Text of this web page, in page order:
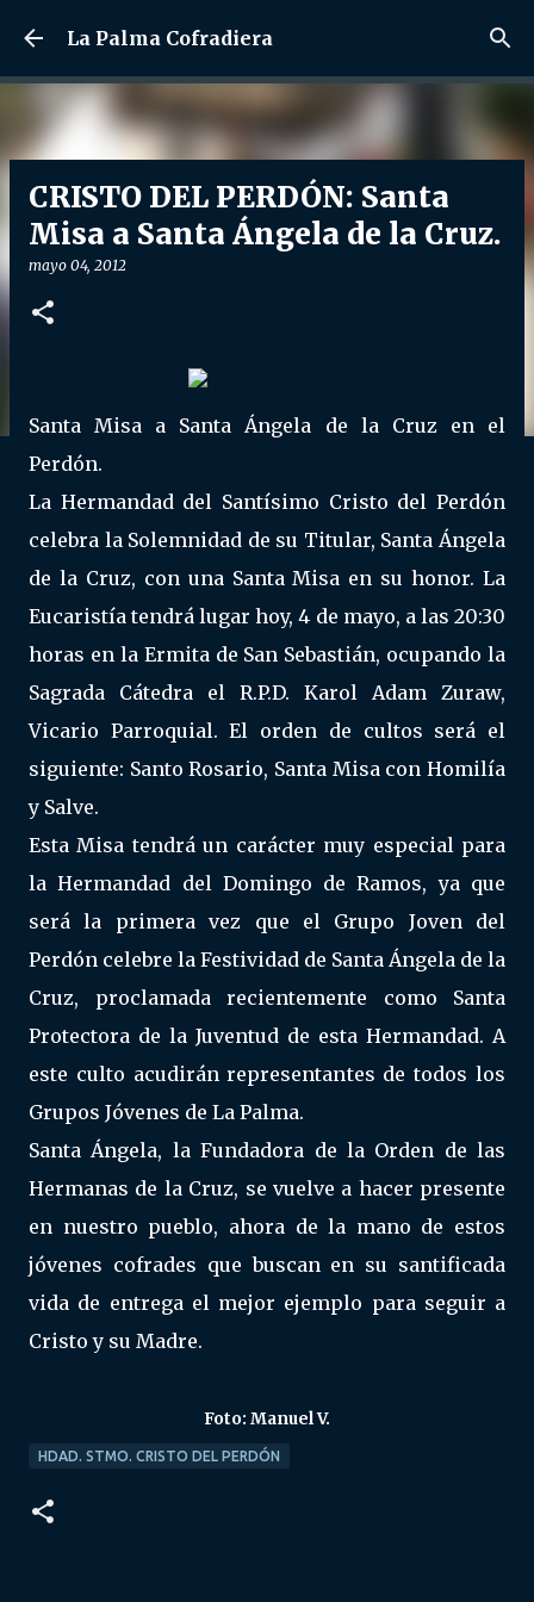
Ir al contenido principal
La Palma Cofradiera
CRISTO DEL PERDÓN: Santa
Misa a Santa Ángela de la Cruz.
mayo 04, 2012
Santa Misa a Santa Ángela de la Cruz en el
Perdón.
La Hermandad del Santísimo Cristo del Perdón
celebra la Solemnidad de su Titular, Santa Ángela
de la Cruz, con una Santa Misa en su honor. La
Eucaristía tendrá lugar hoy, 4 de mayo, a las 20:30
horas en la Ermita de San Sebastián, ocupando la
Sagrada Cátedra el R.P.D. Karol Adam Zuraw,
Vicario Parroquial. El orden de cultos será el
siguiente: Santo Rosario, Santa Misa con Homilía
y Salve.
Esta Misa tendrá un carácter muy especial para
la Hermandad del Domingo de Ramos, ya que
será la primera vez que el Grupo Joven del
Perdón celebre la Festividad de Santa Ángela de la
Cruz, proclamada recientemente como Santa
Protectora de la Juventud de esta Hermandad. A
este culto acudirán representantes de todos los
Grupos Jóvenes de La Palma.
Santa Ángela, la Fundadora de la Orden de las
Hermanas de la Cruz, se vuelve a hacer presente
en nuestro pueblo, ahora de la mano de estos
jóvenes cofrades que buscan en su santificada
vida de entrega el mejor ejemplo para seguir a
Cristo y su Madre.
Foto: Manuel V.
HDAD. STMO. CRISTO DEL PERDÓN